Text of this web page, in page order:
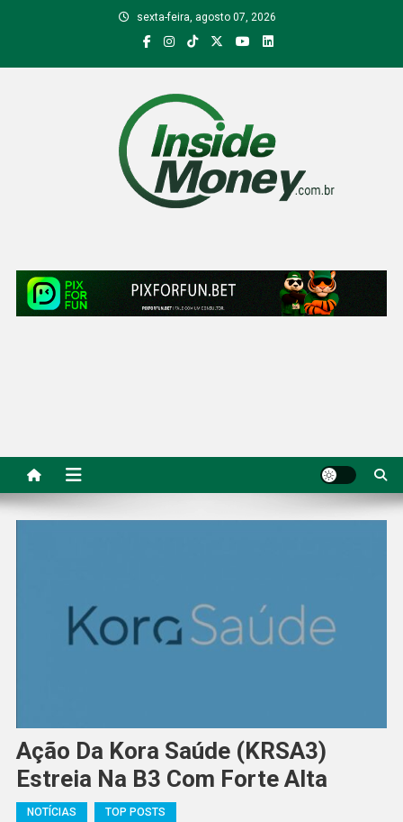
sexta-feira, agosto 07, 2026
Inside Money
Ação Da Kora Saúde (KRSA3)
Estreia Na B3 Com Forte Alta
NOTÍCIAS TOP POSTS